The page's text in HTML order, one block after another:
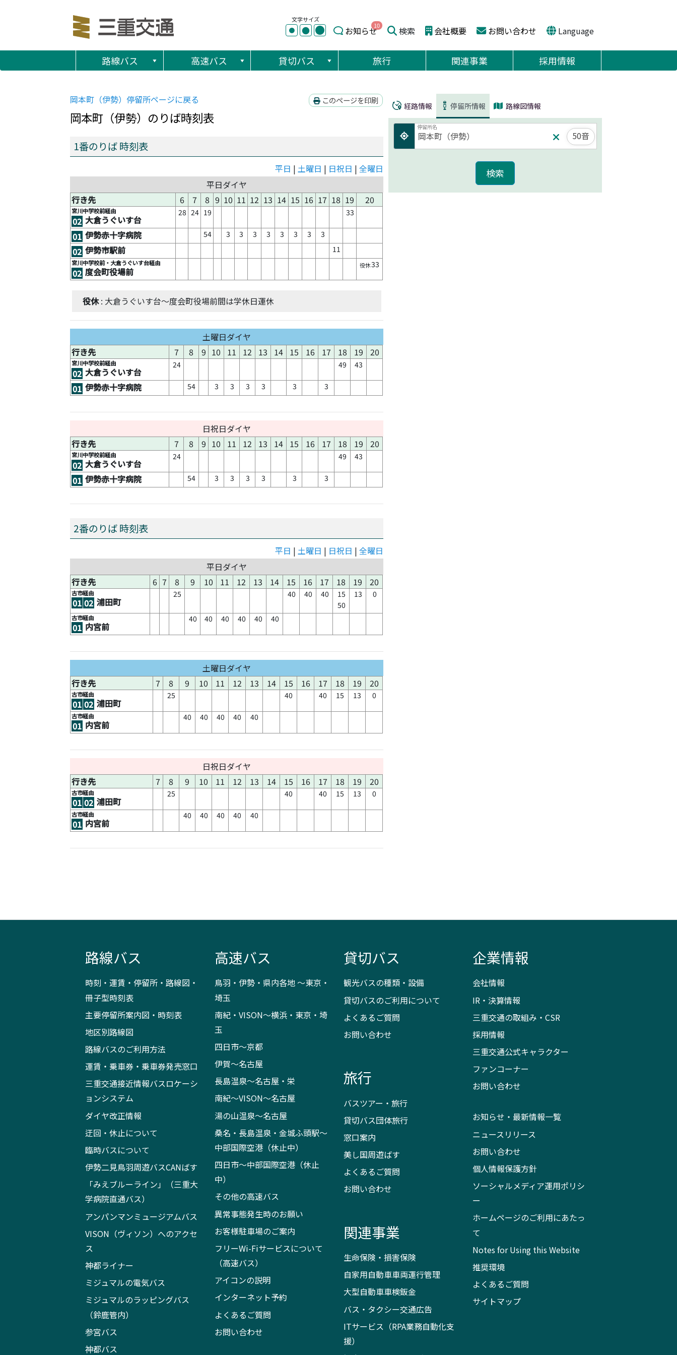
文字サイズ
● ● ● お知らせ10 検索 会社概要 お問い合わせ Language
路線バス 高速バス 貸切バス 旅行 関連事業 採用情報
このページを印刷
岡本町（伊勢）停留所ページに戻る
岡本町（伊勢） のりば時刻表
1番のりば 時刻表
平日 | 土曜日 | 日祝日 | 全曜日
平日ダイヤ
行き先
6 7 8 9 10 11 12 13 14 15 16 17 18 19 20
宮川中学校前経由
02 大倉うぐいす台
28 24 19 33
01 伊勢赤十字病院 54 3 3 3 3 3 3 3 3
02 伊勢市駅前 11
宮川中学校前・大倉うぐいす台経由
02 度会町役場前
役休33
役休: 大倉うぐいす台～度会町役場前間は学休日運休
土曜日ダイヤ
行き先
7 8 9 10 11 12 13 14 15 16 17 18 19 20
宮川中学校前経由
02 大倉うぐいす台
24 49 43
01 伊勢赤十字病院 54 3 3 3 3 3 3
日祝日ダイヤ
行き先
7 8 9 10 11 12 13 14 15 16 17 18 19 20
宮川中学校前経由
02 大倉うぐいす台
24 49 43
01 伊勢赤十字病院 54 3 3 3 3 3 3
2番のりば 時刻表
平日 | 土曜日 | 日祝日 | 全曜日
平日ダイヤ
行き先
6 7 8 9 10 11 12 13 14 15 16 17 18 19 20
古市経由
01 02 浦田町
25 40 40 40
15
50
13 0
古市経由
01 内宮前
40 40 40 40 40 40
土曜日ダイヤ
行き先
7 8 9 10 11 12 13 14 15 16 17 18 19 20
古市経由
01 02 浦田町
25 40 40 15 13 0
古市経由
01 内宮前
40 40 40 40 40
日祝日ダイヤ
行き先
7 8 9 10 11 12 13 14 15 16 17 18 19 20
古市経由
01 02 浦田町
25 40 40 15 13 0
古市経由
01 内宮前
40 40 40 40 40
経路情報 停留所情報 路線図情報
停留所名
50音
路線バス
時刻・運賃・停留所・路線図・
冊子型時刻表
主要停留所案内図・時刻表
地区別路線図
路線バスのご利用方法
運賃・乗車券・乗車券発売窓口
三重交通接近情報バスロケーシ
ョンシステム
ダイヤ改正情報
迂回・休止について
臨時バスについて
伊勢二見鳥羽周遊バスCANばす
「みえブルーライン」（三重大
学病院直通バス）
アンパンマンミュージアムバス
VISON（ヴィソン）へのアクセ
ス
神都ライナー
ミジュマルの電気バス
ミジュマルのラッピングバス
（鈴鹿管内）
参宮バス
神都バス
高速バス
鳥羽・伊勢・県内各地 ～東京・
埼玉
南紀・VISON～横浜・東京・埼
玉
四日市～京都
伊賀～名古屋
長島温泉～名古屋・栄
南紀～VISON～名古屋
湯の山温泉～名古屋
桑名・長島温泉・金城ふ頭駅～
中部国際空港（休止中）
四日市～中部国際空港（休止
中）
その他の高速バス
異常事態発生時のお願い
お客様駐車場のご案内
フリーWi-Fiサービスについて
（高速バス）
アイコンの説明
インターネット予約
よくあるご質問
お問い合わせ
貸切バス
観光バスの種類・設備
貸切バスのご利用について
よくあるご質問
お問い合わせ
旅行
バスツアー・旅行
貸切バス団体旅行
窓口案内
美し国周遊ばす
よくあるご質問
お問い合わせ
関連事業
生命保険・損害保険
自家用自動車車両運行管理
大型自動車車検鈑金
バス・タクシー交通広告
ITサービス（RPA業務自動化支
援）
企業情報
会社情報
IR・決算情報
三重交通の取組み・CSR
採用情報
三重交通公式キャラクター
ファンコーナー
お問い合わせ
お知らせ・最新情報一覧
ニュースリリース
お問い合わせ
個人情報保護方針
ソーシャルメディア運用ポリシ
ー
ホームページのご利用にあたっ
て
Notes for Using this Website
推奨環境
よくあるご質問
サイトマップ